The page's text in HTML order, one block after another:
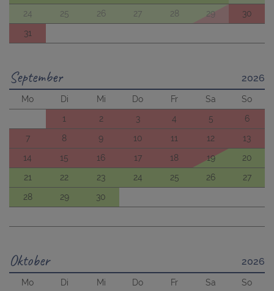
24
25 26 27 28 29
30
31
September 2026
Mo Di Mi Do Fr Sa
So
1
2 3 4 5
6
7
8 9 10 11 12
13
14
15 16 17 18 19
20
21
22 23 24 25 26
27
28
29 30
Oktober 2026
Mo Di Mi Do Fr Sa
So